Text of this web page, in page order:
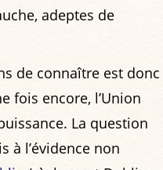
adeptes de
de connaître est donc
fois encore, l’Union
La question
à l’évidence non